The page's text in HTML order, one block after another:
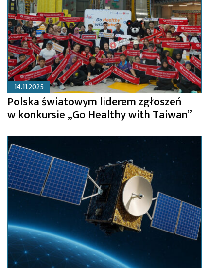
14.11.2025
Polska światowym liderem zgłoszeń
w konkursie „Go Healthy with Taiwan”